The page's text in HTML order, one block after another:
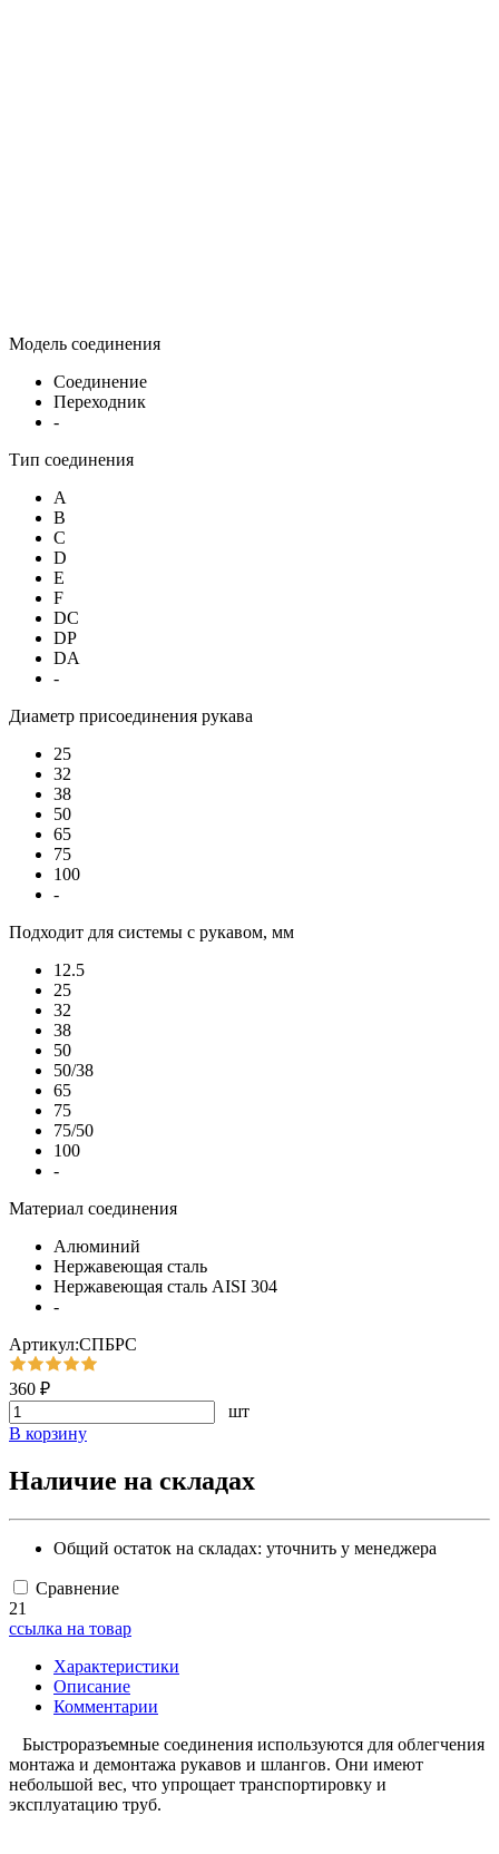
Модель соединения
Соединение
Переходник
-
Тип соединения
A
B
C
D
E
F
DC
DP
DA
-
Диаметр присоединения рукава
25
32
38
50
65
75
100
-
Подходит для системы с рукавом, мм
12.5
25
32
38
50
50/38
65
75
75/50
100
-
Материал соединения
Алюминий
Нержавеющая сталь
Нержавеющая сталь AISI 304
-
Артикул:СПБРС
360 ₽
шт
В корзину
Наличие на складах
Общий остаток на складах: уточнить у менеджера
Сравнение
21
ссылка на товар
Характеристики
Описание
Комментарии
Быстроразъемные соединения используются для облегчения
монтажа и демонтажа рукавов и шлангов. Они имеют
небольшой вес, что упрощает транспортировку и
эксплуатацию труб.